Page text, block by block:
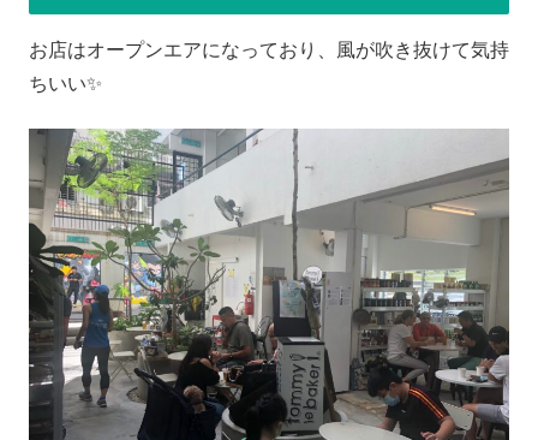
お店はオープンエアになっており、風が吹き抜けて気持
ちいい✨